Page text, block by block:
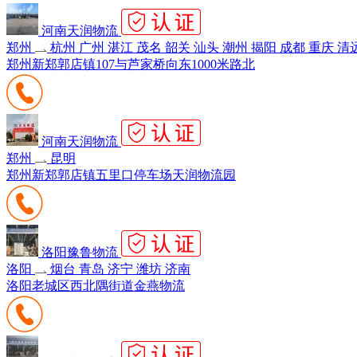
河南天润物流
郑州
杭州 广州 湛江 茂名 韶关 汕头 潮州 揭阳 成都 重庆 清
郑州新郑郭店镇107与芦家桥向东1000米路北
河南天润物流
郑州
昆明
郑州新郑郭店镇五里口停车场天润物流园
洛阳豫鲁物流
洛阳
烟台 青岛 济宁 潍坊 济南
洛阳老城区西北隅街道金燕物流